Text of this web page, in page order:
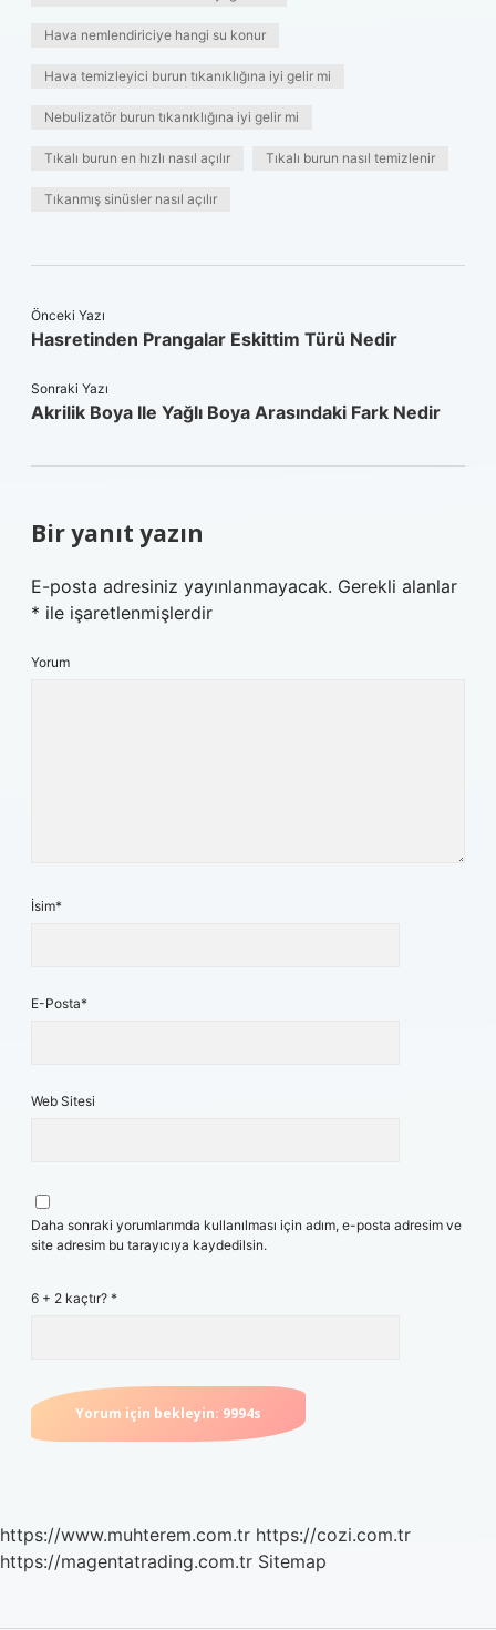
Hava nemlendiriciye hangi su konur
Hava temizleyici burun tıkanıklığına iyi gelir mi
Nebulizatör burun tıkanıklığına iyi gelir mi
Tıkalı burun en hızlı nasıl açılır Tıkalı burun nasıl temizlenir
Tıkanmış sinüsler nasıl açılır
Önceki Yazı
Hasretinden Prangalar Eskittim Türü Nedir
Sonraki Yazı
Akrilik Boya Ile Yağlı Boya Arasındaki Fark Nedir
Bir yanıt yazın
E-posta adresiniz yayınlanmayacak. Gerekli alanlar
* ile işaretlenmişlerdir
Yorum
İsim*
E-Posta*
Web Sitesi
Daha sonraki yorumlarımda kullanılması için adım, e-posta adresim ve
site adresim bu tarayıcıya kaydedilsin.
6 + 2 kaçtır? *
https://www.muhterem.com.tr https://cozi.com.tr
https://magentatrading.com.tr Sitemap